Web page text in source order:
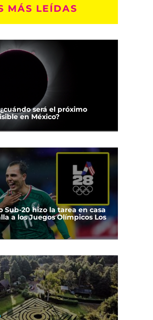
MÁS LEÍDAS
será el próximo
en México?
Sub-20 hizo la tarea en casa
a los Juegos Olímpicos Los